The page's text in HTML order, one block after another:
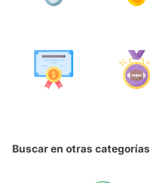
Buscar en otras categorías